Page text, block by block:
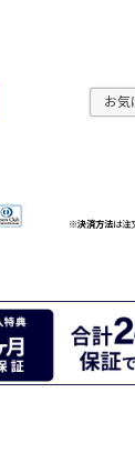
お気
※決済方法は注